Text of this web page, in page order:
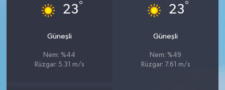
23°
Güneşli
Nem: %44
Rüzgar: 5.31 m/s
23°
Güneşli
Nem: %49
Rüzgar: 7.61 m/s